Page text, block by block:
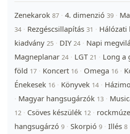
Zenekarok 87 · 4. dimenzió 39 ·
34 · Rezgéscsillapítás 31 · Hálózati
kiadvány 25 · DIY 24 · Napi
Magneplanar 24 · LGT 21 · Long a
föld 17 · Koncert 16 · Omega 16 ·
Énekesek 16 · Könyvek 14 ·
· Magyar hangsugárzók 13 ·
12 · Csöves készülék 12 ·
hangsugárzó 9 · Skorpió 9 · Illés 8